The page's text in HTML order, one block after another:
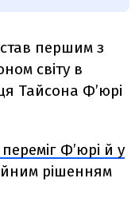
першим з
світу в
Тайсона Ф’юрі
Ф’юрі й у
рішенням